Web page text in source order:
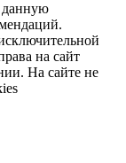
данную
на сайт
На сайте не